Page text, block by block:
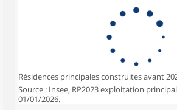
Résidences principales construites avant
Source : Insee, RP2023 exploitation
01/01/2026.